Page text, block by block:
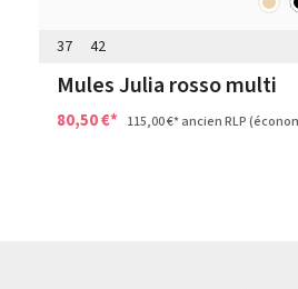
37 42
Mules Julia rosso multi
80,50 €* 115,00 €*ancien RLP